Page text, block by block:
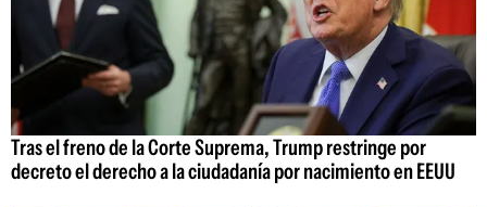
Tras el freno de la Corte Suprema, Trump restringe por
decreto el derecho a la ciudadanía por nacimiento en EEUU